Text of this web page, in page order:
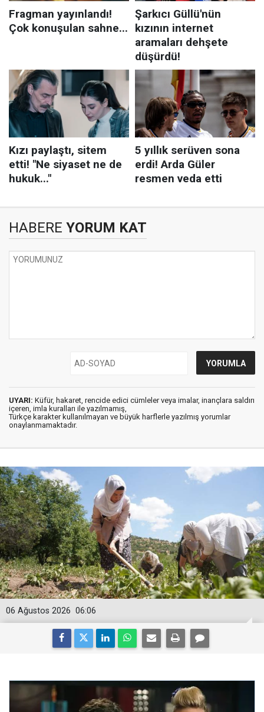
HABERE YORUM KAT
UYARI: Küfür, hakaret, rencide edici cümleler veya imalar, inançlara saldırı
içeren, imla kuralları ile yazılmamış,
Türkçe karakter kullanılmayan ve büyük harflerle yazılmış yorumlar
onaylanmamaktadır.
06:06
06 Ağustos 2026